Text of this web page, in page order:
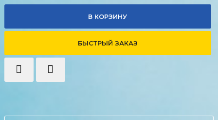
В КОРЗИНУ
БЫСТРЫЙ ЗАКАЗ